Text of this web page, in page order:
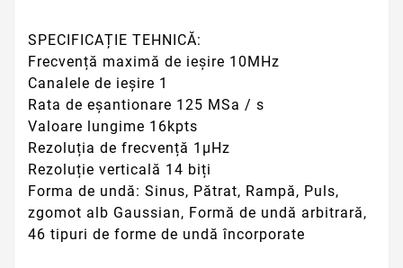
SPECIFICAȚIE TEHNICĂ:
Frecvență maximă de ieșire 10MHz
Canalele de ieșire 1
Rata de eșantionare 125 MSa / s
Valoare lungime 16kpts
Rezoluția de frecvență 1μHz
Rezoluție verticală 14 biți
Forma de undă: Sinus, Pătrat, Rampă, Puls,
zgomot alb Gaussian, Formă de undă arbitrară,
46 tipuri de forme de undă încorporate